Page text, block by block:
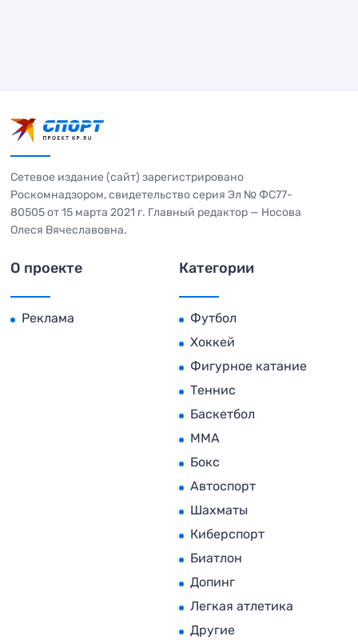
Сетевое издание (сайт) зарегистрировано
Роскомнадзором, свидетельство серия Эл № ФС77-
80505 от 15 марта 2021 г. Главный редактор — Носова
Олеся Вячеславовна.
О проекте
Реклама
Категории
Футбол
Хоккей
Фигурное катание
Теннис
Баскетбол
MMA
Бокс
Автоспорт
Шахматы
Киберспорт
Биатлон
Допинг
Легкая атлетика
Другие